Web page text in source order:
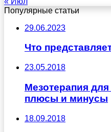
Популярные статьи
29.06.2023
Что
23.05.2018
Мезотерапия
плюсы и минусы
18.09.2018